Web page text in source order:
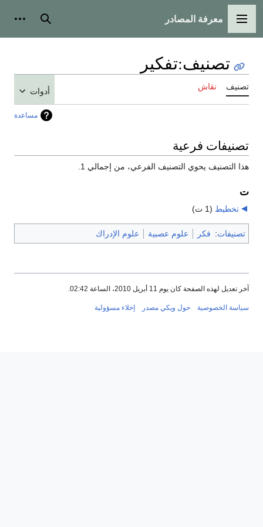
القائمة الرئيسية
معرفة المصادر بحث
تصنيف:تفكير
تصنيف نقاش أدوات
مساعدة
تصنيفات فرعية
هذا التصنيف يحوي التصنيف الفرعي، من إجمالي 1.
ت
تخطيط (1 ت)
تصنيفات: فكر علوم عصبية علوم الإدراك
آخر تعديل لهذه الصفحة كان يوم 11 أبريل 2010، الساعة 02:42.
سياسة الخصوصية حول ويكي مصدر إخلاء مسؤولية